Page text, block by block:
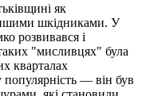
як
шкідниками. У
розвивався і
"мисливцях" була
кварталах
популярність — він був